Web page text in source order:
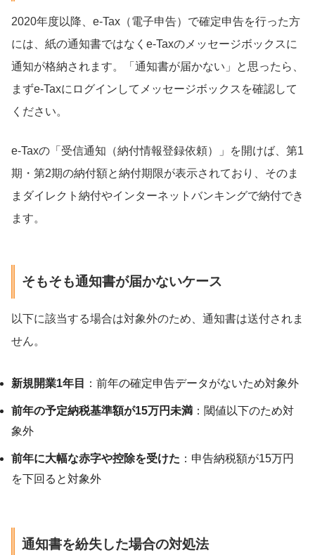
2020年度以降、e-Tax（電子申告）で確定申告を行った方
には、紙の通知書ではなくe-Taxのメッセージボックスに
通知が格納されます。「通知書が届かない」と思ったら、
まずe-Taxにログインしてメッセージボックスを確認して
ください。
e-Taxの「受信通知（納付情報登録依頼）」を開けば、第1
期・第2期の納付額と納付期限が表示されており、そのま
まダイレクト納付やインターネットバンキングで納付でき
ます。
そもそも通知書が届かないケース
以下に該当する場合は対象外のため、通知書は送付されま
せん。
新規開業1年目 ：前年の確定申告データがないため対象外
前年の予定納税基準額が15万円未満 ：閾値以下のため対
象外
前年に大幅な赤字や控除を受けた ：申告納税額が15万円
を下回ると対象外
通知書を紛失した場合の対処法